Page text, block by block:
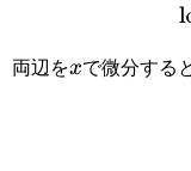
両辺をx で微分する